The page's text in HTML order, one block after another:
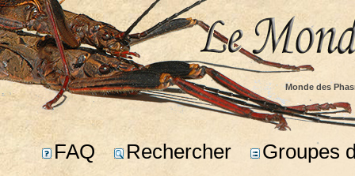
Monde des
FAQ Rechercher
Groupes